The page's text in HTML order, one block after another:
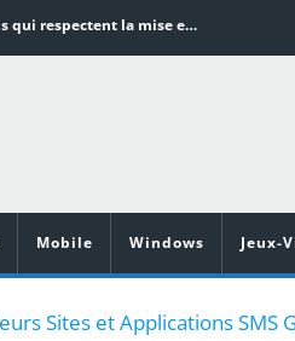
Word en PDF : les outils qui respectent la mise en page
Vidéoprojecteurs Asus : Top 6 des meilleurs modèles de la marque
Mobile Windows Jeux-
Sites et Applications SMS